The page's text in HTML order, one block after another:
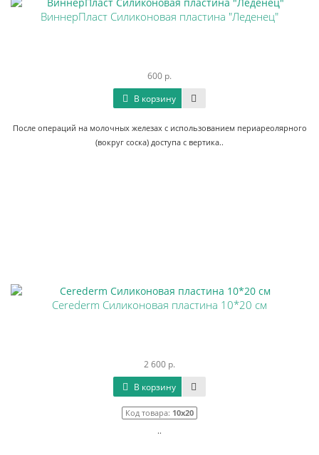
ВиннерПласт Силиконовая пластина "Леденец"
600 р.
В корзину
После операций на молочных железах с использованием периареолярного
(вокруг соска) доступа с вертика..
Cerederm Силиконовая пластина 10*20 см
2 600 р.
В корзину
Код товара: 10x20
..